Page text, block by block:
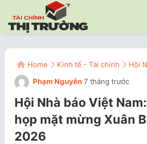
Home Kinh tế - Tài chính
Hội
Phạm Nguyễn 7 tháng trước
Hội Nhà báo Việt
họp mặt mừng Xuân
2026